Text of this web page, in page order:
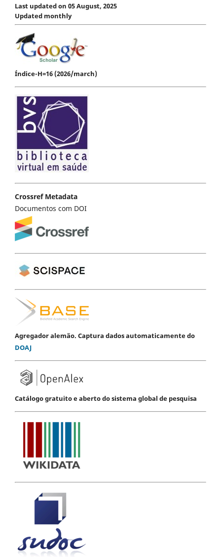
Last updated on 05 August, 2025
Updated monthly
Índice-H=16 (2026/march)
Crossref Metadata
Documentos com DOI
Agregador alemão. Captura dados automaticamente do
DOAJ
Catálogo gratuito e aberto do sistema global de pesquisa